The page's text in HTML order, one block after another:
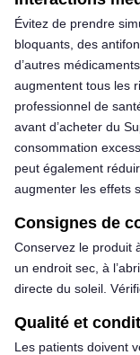
Évitez de prendre
bloquants, des
d’autres
augmentent tous les
professionnel de
avant d’acheter du
consommation
peut également
augmenter les effets
Consignes de
Conservez le produit
un endroit sec, à
directe du soleil.
Qualité et
Les patients doivent